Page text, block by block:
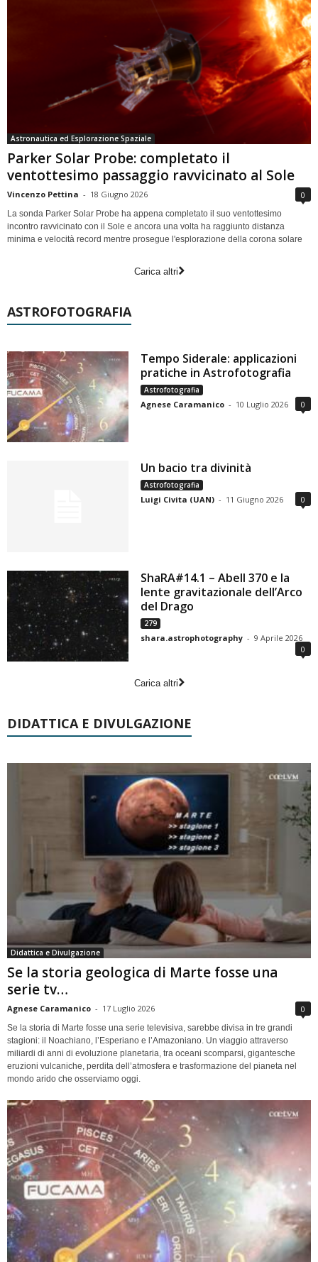
Astronautica ed Esplorazione Spaziale
Parker Solar Probe: completato il
ventottesimo passaggio ravvicinato al Sole
Vincenzo Pettina - 18 Giugno 2026 0
La sonda Parker Solar Probe ha appena completato il suo ventottesimo
incontro ravvicinato con il Sole e ancora una volta ha raggiunto distanza
minima e velocità record mentre prosegue l'esplorazione della corona solare
Carica altri
ASTROFOTOGRAFIA
Tempo Siderale: applicazioni
pratiche in Astrofotografia
Astrofotografia
Agnese Caramanico - 10 Luglio 2026 0
Un bacio tra divinità
Astrofotografia
Luigi Civita (UAN) - 11 Giugno 2026 0
ShaRA#14.1 – Abell 370 e la
lente gravitazionale dell’Arco
del Drago
279
shara.astrophotography - 9 Aprile 2026
0
Carica altri
DIDATTICA E DIVULGAZIONE
Didattica e Divulgazione
Se la storia geologica di Marte fosse una
serie tv…
Agnese Caramanico - 17 Luglio 2026 0
Se la storia di Marte fosse una serie televisiva, sarebbe divisa in tre grandi
stagioni: il Noachiano, l’Esperiano e l’Amazoniano. Un viaggio attraverso
miliardi di anni di evoluzione planetaria, tra oceani scomparsi, gigantesche
eruzioni vulcaniche, perdita dell’atmosfera e trasformazione del pianeta nel
mondo arido che osserviamo oggi.